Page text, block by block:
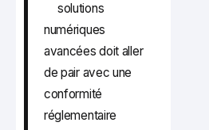
solutions
numériques
avancées doit aller
de pair avec une
conformité
réglementaire